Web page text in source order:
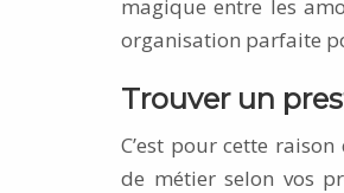
magique entre les
organisation parfaite
Trouver un
C’est pour cette
de métier selon vos